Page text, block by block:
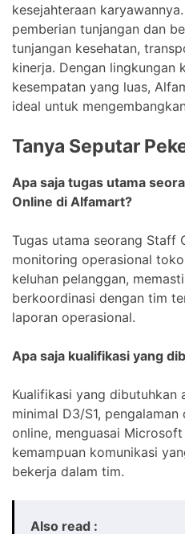
kesejahteraan
pemberian tunjangan dan
tunjangan kesehatan,
kinerja. Dengan lingkungan
kesempatan yang luas,
ideal untuk
Tanya Seputar
Apa saja tugas utama
Online di Alfamart?
Tugas utama seorang Staff
monitoring operasional
keluhan pelanggan,
berkoordinasi dengan tim
laporan operasional.
Apa saja kualifikasi yang
Kualifikasi yang dibutuhkan
minimal D3/S1,
online, menguasai
kemampuan komunikasi
bekerja dalam tim.
Also read :